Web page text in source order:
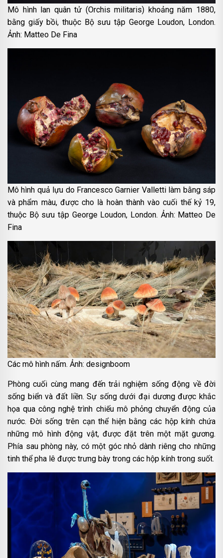
Mô hình lan quân tử (Orchis militaris) khoảng năm 1880,
bằng giấy bồi, thuộc Bộ sưu tập George Loudon, London.
Ảnh: Matteo De Fina
Mô hình quả lựu do Francesco Garnier Valletti làm bằng sáp
và phẩm màu, được cho là hoàn thành vào cuối thế kỷ 19,
thuộc Bộ sưu tập George Loudon, London. Ảnh: Matteo De
Fina
Các mô hình nấm. Ảnh: designboom
Phòng cuối cùng mang đến trải nghiệm sống động về đời
sống biển và đất liền. Sự sống dưới đại dương được khắc
họa qua công nghệ trình chiếu mô phỏng chuyển động của
nước. Đời sống trên cạn thể hiện bằng các hộp kính chứa
những mô hình động vật, được đặt trên một mặt gương.
Phía sau phòng này, có một góc nhỏ dành riêng cho những
tinh thể pha lê được trưng bày trong các hộp kính trong suốt.